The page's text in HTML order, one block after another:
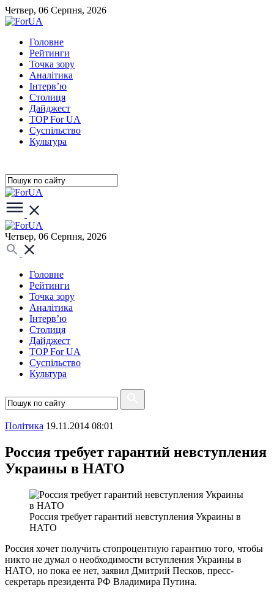
Четвер, 06 Серпня, 2026
Головне
Рейтинги
Точка зору
Аналітика
Інтерв’ю
Столиця
Дайджест
TOP For UA
Суспiльство
Культура
Четвер, 06 Серпня, 2026
Головне
Рейтинги
Точка зору
Аналітика
Інтерв’ю
Столиця
Дайджест
TOP For UA
Суспiльство
Культура
Полiтика 19.11.2014 08:01
Россия требует гарантий невступления
Украины в НАТО
Россия требует гарантий невступления Украины в
НАТО
Россия хочет получить стопроцентную гарантию того, чтобы
никто не думал о необходимости вступления Украины в
НАТО, но пока ее нет, заявил Дмитрий Песков, пресс-
секретарь президента РФ Владимира Путина.